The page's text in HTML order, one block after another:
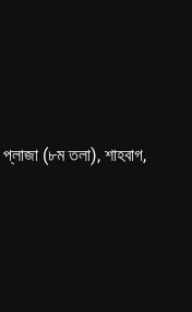
(৮ম তলা), শাহবাগ,